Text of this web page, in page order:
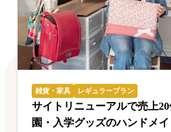
雑貨・家具 レギュラープラン
サイトリニューアルで売上
園・入学グッズのハンドメ